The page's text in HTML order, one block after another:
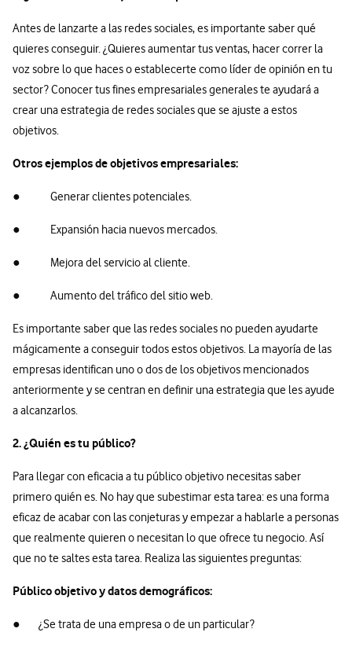
Antes de lanzarte a las redes sociales, es importante saber qué
quieres conseguir. ¿Quieres aumentar tus ventas, hacer correr la
voz sobre lo que haces o establecerte como líder de opinión en tu
sector? Conocer tus fines empresariales generales te ayudará a
crear una estrategia de redes sociales que se ajuste a estos
objetivos.
Otros ejemplos de objetivos empresariales:
● Generar clientes potenciales.
● Expansión hacia nuevos mercados.
● Mejora del servicio al cliente.
● Aumento del tráfico del sitio web.
Es importante saber que las redes sociales no pueden ayudarte
mágicamente a conseguir todos estos objetivos. La mayoría de las
empresas identifican uno o dos de los objetivos mencionados
anteriormente y se centran en definir una estrategia que les ayude
a alcanzarlos.
2. ¿Quién es tu público?
Para llegar con eficacia a tu público objetivo necesitas saber
primero quién es. No hay que subestimar esta tarea: es una forma
eficaz de acabar con las conjeturas y empezar a hablarle a personas
que realmente quieren o necesitan lo que ofrece tu negocio. Así
que no te saltes esta tarea. Realiza las siguientes preguntas:
Público objetivo y datos demográficos:
● ¿Se trata de una empresa o de un particular?